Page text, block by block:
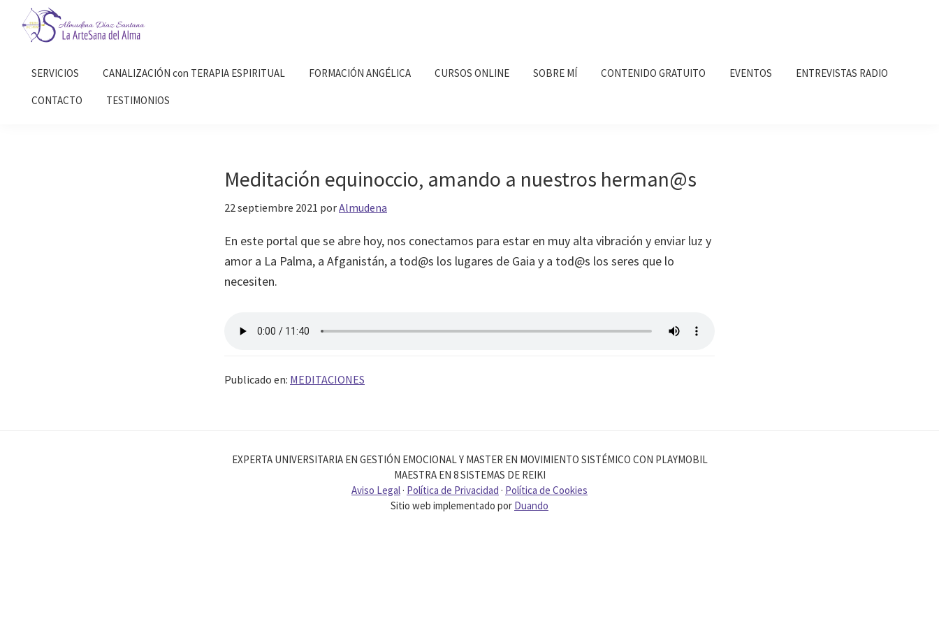
Saltar
navegación
Saltar
principal
Díaz
Santana
Artesana
del
SERVICIOS CANALIZACIÓN con TERAPIA ESPIRITUAL FORMACIÓN ANGÉLICA CURSOS ONLINE SOBRE MÍ CONTENIDO GRATUITO EVENTOS ENTREVISTAS RADIO
CONTACTO TESTIMONIOS
Meditación equinoccio, amando a nuestros herman@s
22 septiembre 2021 porAlmudena
En este portal que se abre hoy, nos conectamos para estar en muy alta vibración y enviar luz y
amor a La Palma, a Afganistán, a tod@s los lugares de Gaia y a tod@s los seres que lo
necesiten.
Publicado en: MEDITACIONES
EXPERTA UNIVERSITARIA EN GESTIÓN EMOCIONAL Y MASTER EN MOVIMIENTO SISTÉMICO CON PLAYMOBIL
MAESTRA EN 8 SISTEMAS DE REIKI
Aviso Legal · Política de Privacidad · Política de Cookies
Sitio web implementado por Duando